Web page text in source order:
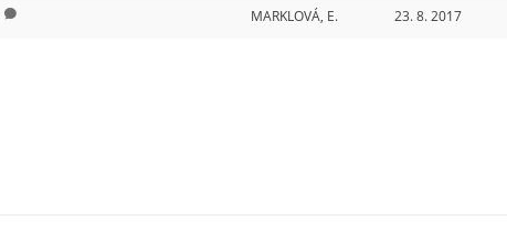
MARKLOVÁ, E. 23. 8. 2017